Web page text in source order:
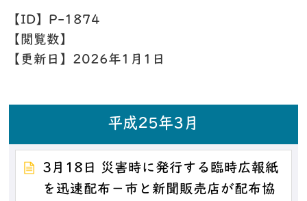
【ID】 P-1874
【閲覧数】
【更新日】 2026年1月1日
平成25年3月
3月18日 災害時に発行する臨時広報紙
を迅速配布－市と新聞販売店が配布協